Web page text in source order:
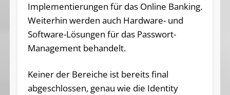
Implementierungen für das Online Banking.
Weiterhin werden auch Hardware- und
Software-Lösungen für das Passwort-
Management behandelt.
Keiner der Bereiche ist bereits final
abgeschlossen, genau wie die Identity